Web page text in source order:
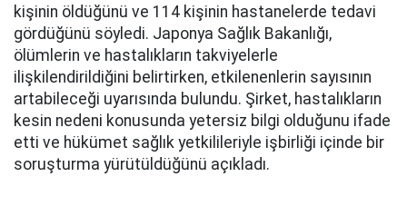
kişinin öldüğünü ve 114 kişinin hastanelerde tedavi
gördüğünü söyledi. Japonya Sağlık Bakanlığı,
ölümlerin ve hastalıkların takviyelerle
ilişkilendirildiğini belirtirken, etkilenenlerin sayısının
artabileceği uyarısında bulundu. Şirket, hastalıkların
kesin nedeni konusunda yetersiz bilgi olduğunu ifade
etti ve hükümet sağlık yetkilileriyle işbirliği içinde bir
soruşturma yürütüldüğünü açıkladı.